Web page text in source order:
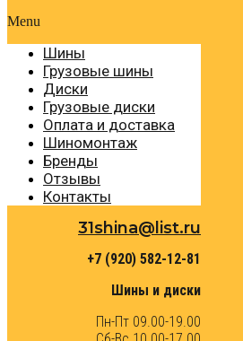
Menu
Шины
Грузовые шины
Диски
Грузовые диски
Оплата и доставка
Шиномонтаж
Бренды
Отзывы
Контакты
31shina@list.ru
+7 (920) 582-12-81
Шины и диски
Пн-Пт 09.00-19.00